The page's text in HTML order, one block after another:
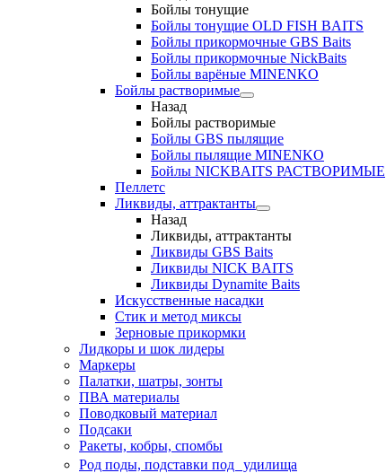
Бойлы тонущие
Бойлы тонущие OLD FISH BAITS
Бойлы прикормочные GBS Baits
Бойлы прикормочные NickBaits
Бойлы варёные MINENKO
Бойлы растворимые
Назад
Бойлы растворимые
Бойлы GBS пылящие
Бойлы пылящие MINENKO
Бойлы NICKBAITS РАСТВОРИМЫЕ
Пеллетс
Ликвиды, аттрактанты
Назад
Ликвиды, аттрактанты
Ликвиды GBS Baits
Ликвиды NICK BAITS
Ликвиды Dynamite Baits
Искусственные насадки
Стик и метод миксы
Зерновые прикормки
Лидкоры и шок лидеры
Маркеры
Палатки, шатры, зонты
ПВА материалы
Поводковый материал
Подсаки
Ракеты, кобры, спомбы
Род поды, подставки под удилища